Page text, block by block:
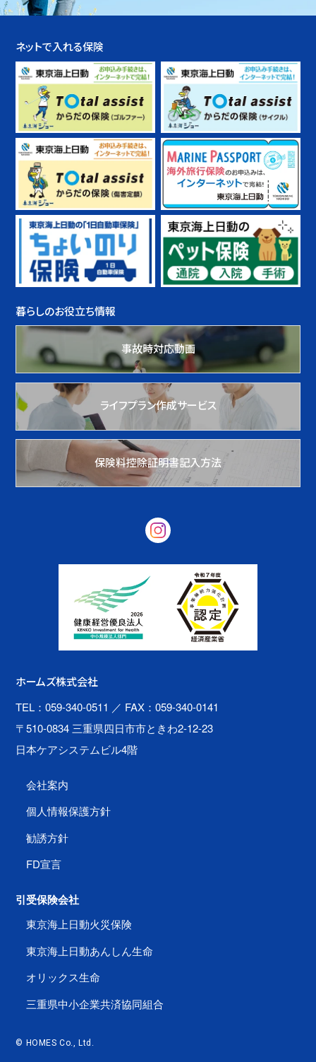
ネットで入れる保険
暮らしのお役立ち情報
事故時対応動画
ライフプラン作成サービス
保険料控除証明書記入方法
ホームズ株式会社
TEL：059-340-0511 ／ FAX：059-340-0141
〒510-0834 三重県四日市市ときわ2-12-23
日本ケアシステムビル4階
会社案内
個人情報保護方針
勧誘方針
FD宣言
引受保険会社
東京海上日動火災保険
東京海上日動あんしん生命
オリックス生命
三重県中小企業共済協同組合
© HOMES Co., Ltd.